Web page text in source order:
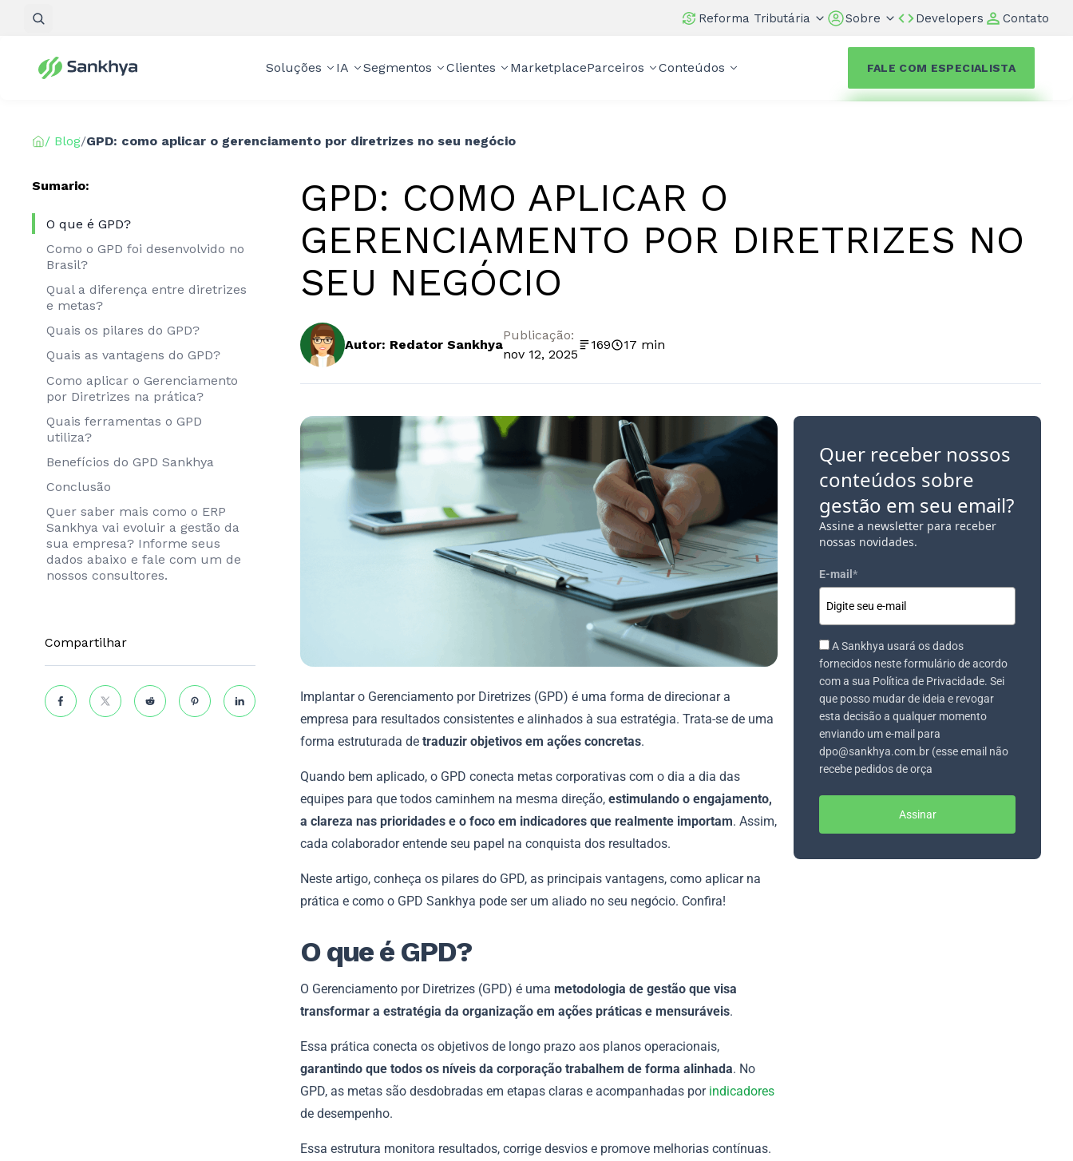
Reforma Tributária Sobre Developers Contato
Soluções IA Segmentos Clientes MarketplaceParceiros Conteúdos FALE COM ESPECIALISTA
/ Blog/GPD: como aplicar o gerenciamento por diretrizes no seu negócio
Sumario:
O que é GPD?
Como o GPD foi desenvolvido no
Brasil?
Qual a diferença entre diretrizes
e metas?
Quais os pilares do GPD?
Quais as vantagens do GPD?
Como aplicar o Gerenciamento
por Diretrizes na prática?
Quais ferramentas o GPD
utiliza?
Benefícios do GPD Sankhya
Conclusão
Quer saber mais como o ERP
Sankhya vai evoluir a gestão da
sua empresa? Informe seus
dados abaixo e fale com um de
nossos consultores.
Compartilhar
GPD: COMO APLICAR O
GERENCIAMENTO POR DIRETRIZES NO
SEU NEGÓCIO
Autor: Redator Sankhya
Publicação:
nov 12, 2025
169 17 min
Implantar o Gerenciamento por Diretrizes (GPD) é uma forma de direcionar a
empresa para resultados consistentes e alinhados à sua estratégia. Trata-se de uma
forma estruturada de traduzir objetivos em ações concretas.
Quando bem aplicado, o GPD conecta metas corporativas com o dia a dia das
equipes para que todos caminhem na mesma direção, estimulando o engajamento,
a clareza nas prioridades e o foco em indicadores que realmente importam. Assim,
cada colaborador entende seu papel na conquista dos resultados.
Neste artigo, conheça os pilares do GPD, as principais vantagens, como aplicar na
prática e como o GPD Sankhya pode ser um aliado no seu negócio. Confira!
O que é GPD?
O Gerenciamento por Diretrizes (GPD) é uma metodologia de gestão que visa
transformar a estratégia da organização em ações práticas e mensuráveis.
Essa prática conecta os objetivos de longo prazo aos planos operacionais,
garantindo que todos os níveis da corporação trabalhem de forma alinhada. No
GPD, as metas são desdobradas em etapas claras e acompanhadas por indicadores
de desempenho.
Essa estrutura monitora resultados, corrige desvios e promove melhorias contínuas.
Quer receber nossos
conteúdos sobre
gestão em seu email?
Assine a newsletter para receber
nossas novidades.
E-mail *
A Sankhya usará os dados
fornecidos neste formulário de acordo
com a sua Política de Privacidade. Sei
que posso mudar de ideia e revogar
esta decisão a qualquer momento
enviando um e-mail para
dpo@sankhya.com.br (esse email não
recebe pedidos de orça
Assinar